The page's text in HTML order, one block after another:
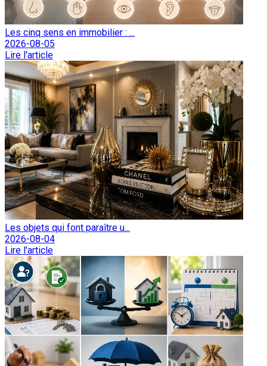
Les cinq sens en immobilier : ...
2026-08-05
Lire l'article
Les objets qui font paraître u...
2026-08-04
Lire l'article